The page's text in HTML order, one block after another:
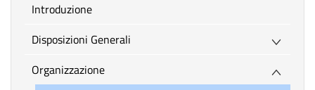
introduzione
Disposizioni Generali
Organizzazione